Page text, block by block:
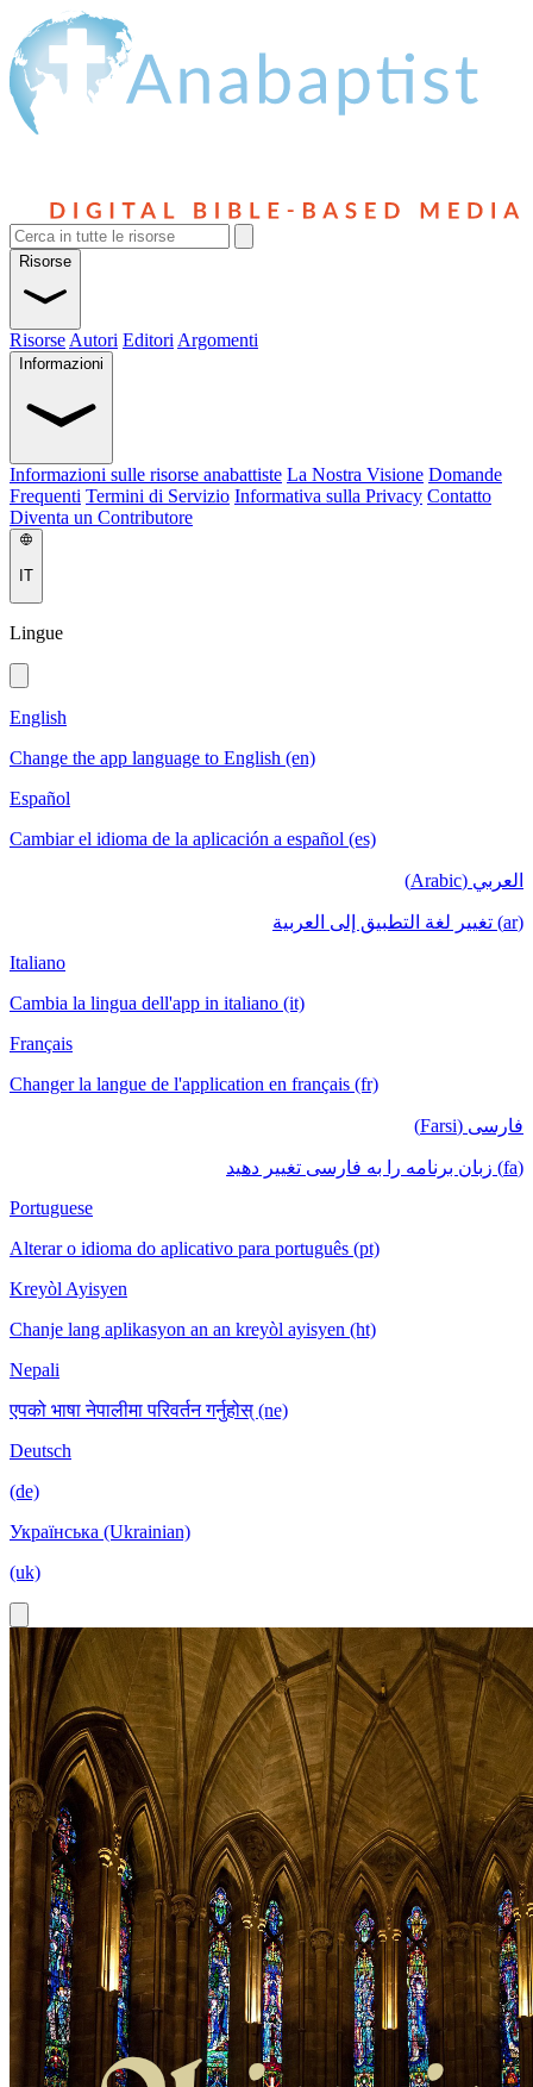
Risorse
Risorse Autori Editori Argomenti
Informazioni
Informazioni sulle risorse anabattiste La Nostra Visione Domande
Frequenti Termini di Servizio Informativa sulla Privacy Contatto
Diventa un Contributore
IT
Lingue
English
Change the app language to English (en)
Español
Cambiar el idioma de la aplicación a español (es)
العربي (Arabic)
(ar) تغيير لغة التطبيق إلى العربية
Italiano
Cambia la lingua dell'app in italiano (it)
Français
Changer la langue de l'application en français (fr)
فارسی (Farsi)
(fa) زبان برنامه را به فارسی تغییر دهید
Portuguese
Alterar o idioma do aplicativo para português (pt)
Kreyòl Ayisyen
Chanje lang aplikasyon an an kreyòl ayisyen (ht)
Nepali
एपको भाषा नेपालीमा परिवर्तन गर्नुहोस् (ne)
Deutsch
(de)
Українська (Ukrainian)
(uk)